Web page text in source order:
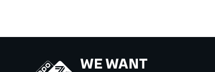
WE WANT